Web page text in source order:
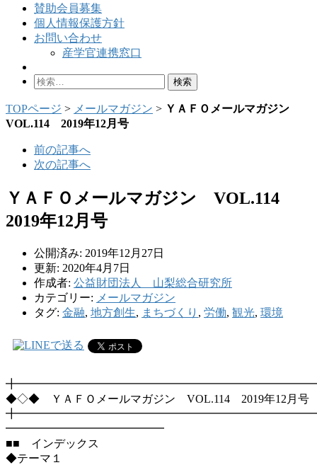
賛助会員募集
個人情報保護方針
お問い合わせ
産学官連携窓口
検
TOPページ > メールマガジン > ＹＡＦＯメールマガジン
VOL.114 2019年12月号
前の記事へ
次の記事へ
ＹＡＦＯメールマガジン VOL.114
2019年12月号
公開済み: 2019年12月27日
更新: 2020年4月7日
作成者: 公益財団法人 山梨総合研究所
カテゴリー: メールマガジン
タグ: 金融, 地方創生, まちづくり , 労働, 観光, 環境
◆◇◆ ＹＡＦＯメールマガジン VOL.114 2019年12月号
━━━━━━━━━━━━━━
■■ インデックス
◆テーマ１